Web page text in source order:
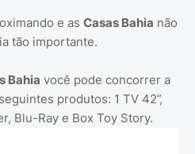
e as Casas Bahia não
tão importante.
Bahia você pode concorrer a
produtos: 1 TV 42”,
Blu-Ray e Box Toy Story.